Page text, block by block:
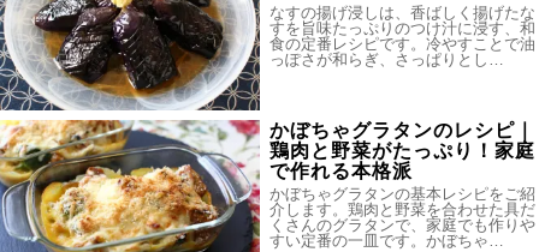
なすの揚げ浸しは、香ばしく揚げたな
すを旨味たっぷりのつけ汁に浸す、和
食の定番レシピです。冷やすことで油
っぽさが和らぎ、さっぱりとし…
かぼちゃグラタンのレシピ｜
鶏肉と野菜がたっぷり！家庭
で作れる本格派
かぼちゃグラタンの基本レシピをご紹
介します。鶏肉と野菜を合わせた具だ
くさんのグラタンで、家庭でも作りや
すい定番の一皿です。かぼちゃ…